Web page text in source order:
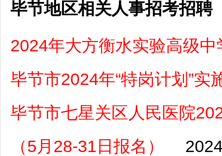
毕节地区相关人事招考招聘
2024年大方衡水实验高级
毕节市2024年“特岗计划”实
毕节市七星关区人民医院
（5月28-31日报名）